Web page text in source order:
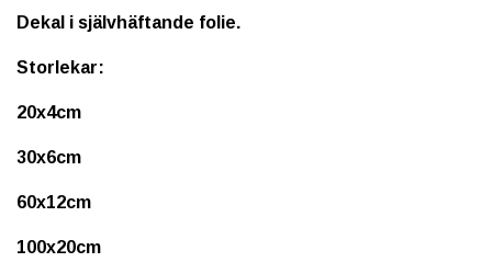
Dekal i självhäftande folie.
Storlekar:
20x4cm
30x6cm
60x12cm
100x20cm